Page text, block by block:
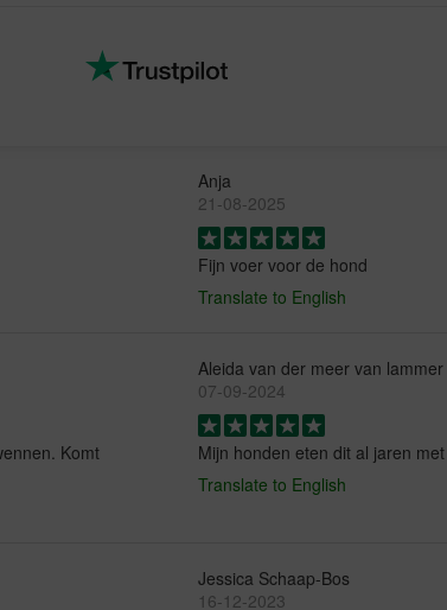
Anja
21-08-2025
Fijn voer voor de hond
Translate to English
Komt
Aleida van der meer van lammer
07-09-2024
Mijn honden eten dit al jaren
Translate to English
Jessica Schaap-Bos
16-12-2023